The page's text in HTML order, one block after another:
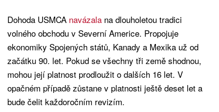
Dohoda USMCA navázala na dlouholetou tradici
volného obchodu v Severní Americe. Propojuje
ekonomiky Spojených států, Kanady a Mexika už od
začátku 90. let. Pokud se všechny tři země shodnou,
mohou její platnost prodloužit o dalších 16 let. V
opačném případě zůstane v platnosti ještě deset let a
bude čelit každoročním revizím.